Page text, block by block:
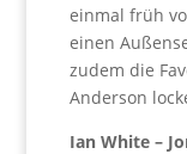
einmal früh
einen
zudem die
Anderson
Ian White –